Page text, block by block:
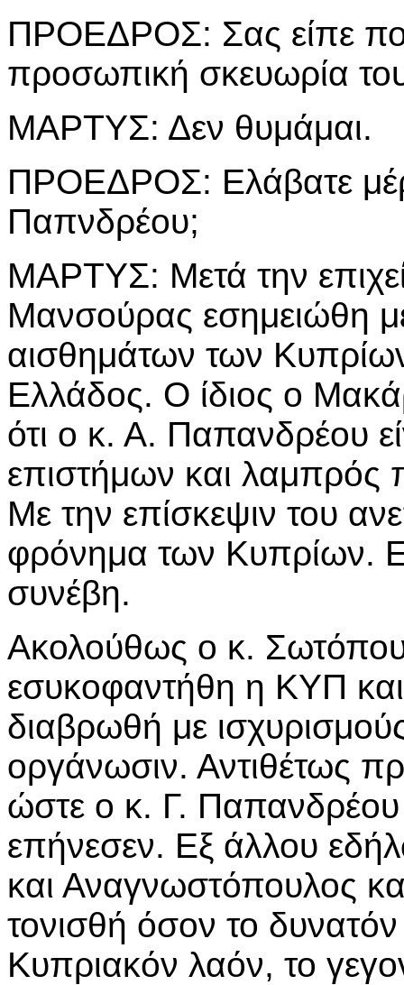
ΠΡΟΕΔΡΟΣ: Σας είπε
προσωπική σκευωρία
ΜΑΡΤΥΣ: Δεν θυμάμαι.
ΠΡΟΕΔΡΟΣ: Ελάβατε
Παπνδρέου;
ΜΑΡΤΥΣ: Μετά την
Μανσούρας εσημειώθη
αισθημάτων των
Ελλάδος. Ο ίδιος ο
ότι ο κ. Α. Παπανδρέου
επιστήμων και λαμπρός
Με την επίσκεψιν του
φρόνημα των Κυπρίων.
συνέβη.
Ακολούθως ο κ.
εσυκοφαντήθη η ΚΥΠ
διαβρωθή με
οργάνωσιν. Αντιθέτως
ώστε ο κ. Γ. Παπανδρέου
επήνεσεν. Εξ άλλου
και Αναγνωστόπουλος
τονισθή όσον το
Κυπριακόν λαόν, το